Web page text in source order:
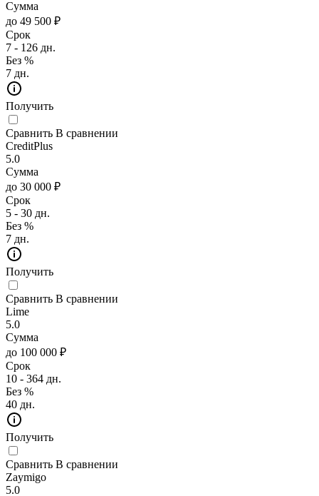
Сумма
до 49 500 ₽
Срок
7 - 126 дн.
Без %
7 дн.
Получить
Сравнить В сравнении
CreditPlus
5.0
Сумма
до 30 000 ₽
Срок
5 - 30 дн.
Без %
7 дн.
Получить
Сравнить В сравнении
Lime
5.0
Сумма
до 100 000 ₽
Срок
10 - 364 дн.
Без %
40 дн.
Получить
Сравнить В сравнении
Zaymigo
5.0